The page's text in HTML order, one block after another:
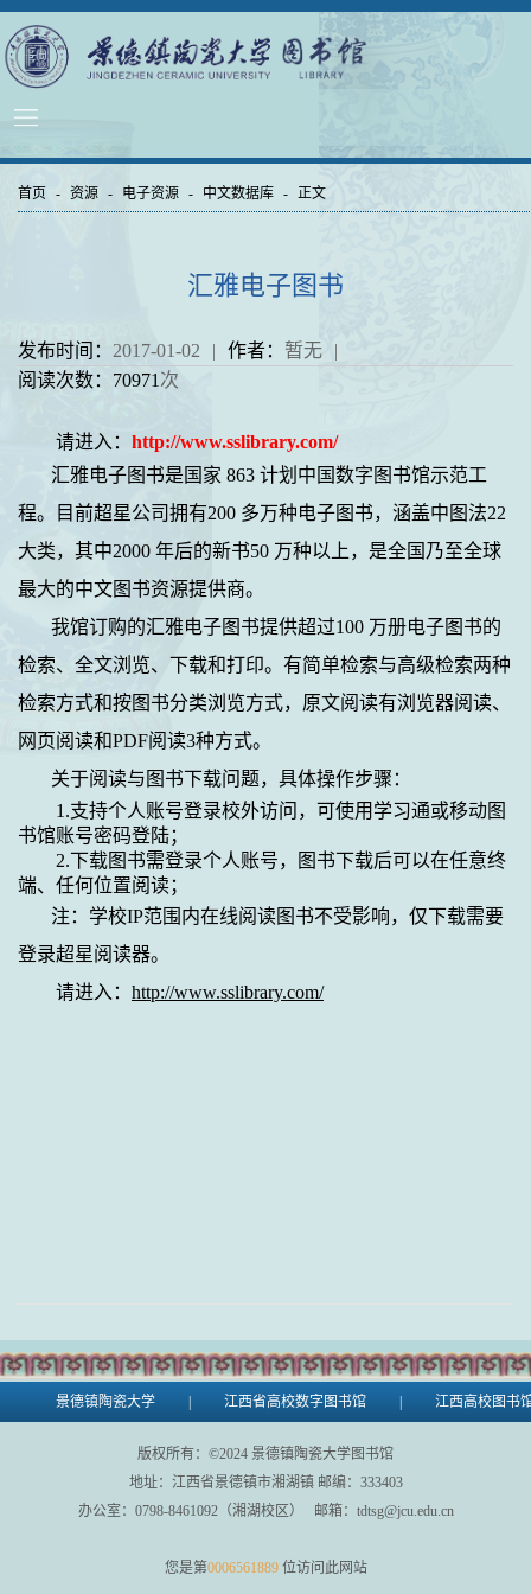
首页 - 资源 - 电子资源 - 中文数据库 - 正文
汇雅电子图书
发布时间： 2017-01-02 | 作者： 暂无
|
阅读次数： 70971 次
请进入： http://www.sslibrary.com/
汇雅电子图书是国家 863 计划中国数字图书馆示范工
程。目前超星公司拥有200 多万种电子图书，涵盖中图法22
大类，其中2000 年后的新书50 万种以上，是全国乃至全球
最大的中文图书资源提供商。
我馆订购的汇雅电子图书提供超过100 万册电子图书的
检索、全文浏览、下载和打印。有简单检索与高级检索两种
检索方式和按图书分类浏览方式，原文阅读有浏览器阅读、
网页阅读和PDF阅读3种方式。
关于阅读与图书下载问题， 具体操作步骤：
1.支持个人账号登录校外访问，可使用学习通或移动图
书馆账号密码登陆；
2.下载图书需登录个人账号，图书下载后可以在任意终
端、任何位置阅读；
注：学校IP范围内在线阅读图书不受影响，仅下载需要
登录超星阅读器。
请进入： http://www.sslibrary.com/
景德镇陶瓷大学 江西省高校数字图书馆 江西高校图书
版权所有：©2024 景德镇陶瓷大学图书馆
地址：江西省景德镇市湘湖镇 邮编：333403
办公室：0798-8461092（湘湖校区） 邮箱：tdtsg@jcu.edu.cn
您是第0006561889 位访问此网站